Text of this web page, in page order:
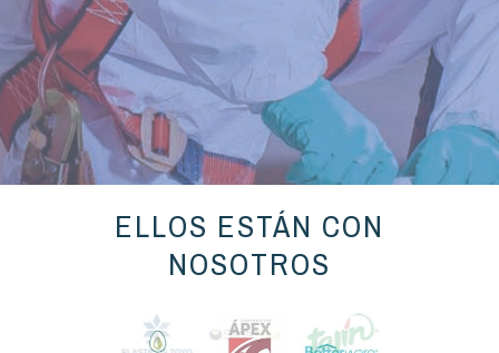
ELLOS ESTÁN CON
NOSOTROS